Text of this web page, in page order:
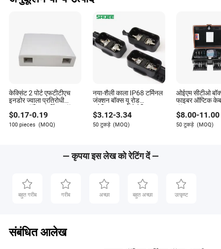
केक्सिंट 2 पोर्ट एफटीटीएच
इनडोर ज्वाला प्रतिरोधी
फाइबर ऑप्टिक टर्मिनल बॉक्स
$0.17-0.19
100 pieces (MOQ)
नया-शैली काला IP68 टर्मिनल
जंक्शन बॉक्स यू रोड
इलेक्ट्रिकल फोटोवोल्टिक
कनेक्टर
$3.12-3.34
50 टुकड़े (MOQ)
ओईएम सीटीओ
फाइबर ऑप्टिक
बॉक्स
$8.00-11.00
50 टुकड़े (MOQ)
— कृपया इस लेख को रेटिंग दें —
बहुत गरीब गरीब अच्छा बहुत अच्छा उत्कृष्ट
संबंधित आलेख